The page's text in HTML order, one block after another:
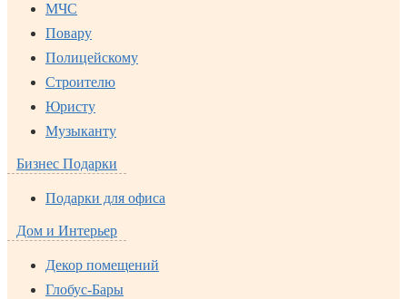
МЧС
Повару
Полицейскому
Строителю
Юристу
Музыканту
Бизнес Подарки
Подарки для офиса
Дом и Интерьер
Декор помещений
Глобус-Бары